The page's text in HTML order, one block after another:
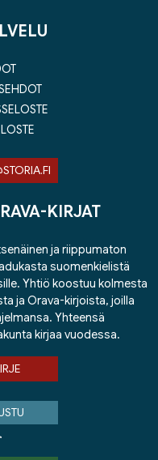
KIRJAT
ja riippumaton
suomenkielistä
Yhtiö koostuu kolmesta
ja Orava-kirjoista, joilla
Yhteensä
kirjaa vuodessa.